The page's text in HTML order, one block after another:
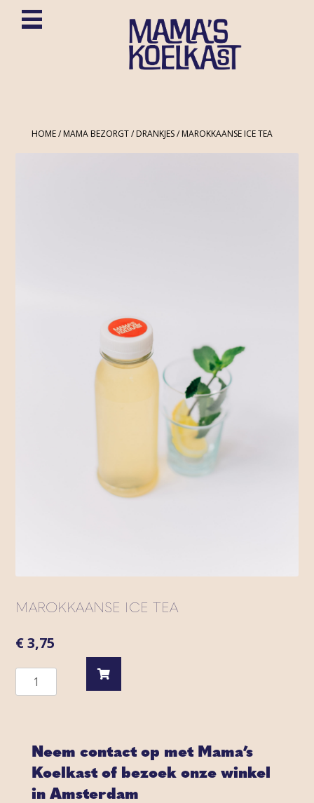
HOME/MAMA BEZORGT/DRANKJES/ MAROKKAANSE ICE TEA
MAROKKAANSE ICE TEA
€3,75
Marokkaanse
Ice
Neem contact op met Mama’s
Koelkast of bezoek onze winkel
in Amsterdam